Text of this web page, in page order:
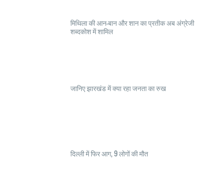
मिथिला की आन-बान और शान का प्रतीक अब अंग्रेजी
शब्दकोश में शामिल
जानिए झारखंड में क्या रहा जनता का रुख
दिल्ली में फिर आग, 9 लोगों की मौत